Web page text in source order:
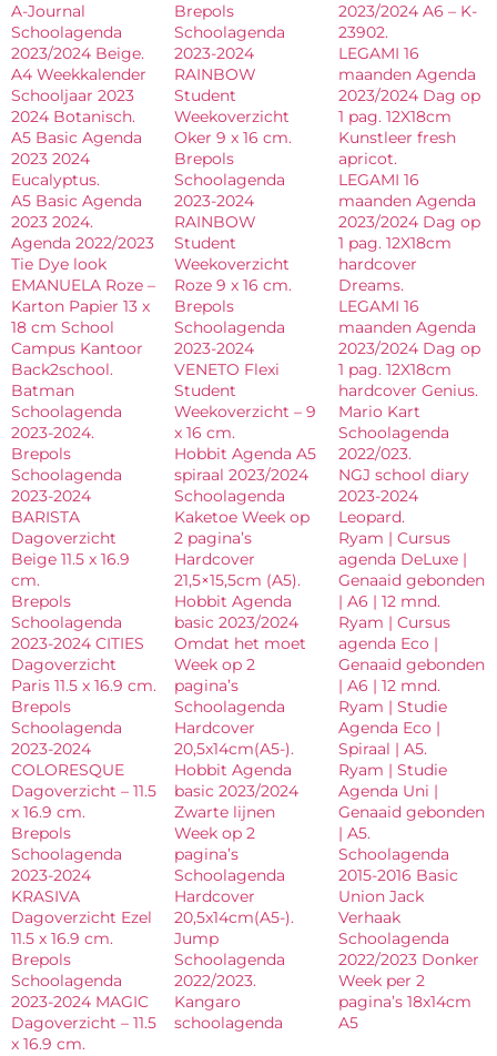
A-Journal
Schoolagenda
2023/2024 Beige.
A4 Weekkalender
Schooljaar 2023
2024 Botanisch.
A5 Basic Agenda
2023 2024
Eucalyptus.
A5 Basic Agenda
2023 2024.
Agenda 2022/2023
Tie Dye look
EMANUELA Roze –
Karton Papier 13 x
18 cm School
Campus Kantoor
Back2school.
Batman
Schoolagenda
2023-2024.
Brepols
Schoolagenda
2023-2024
BARISTA
Dagoverzicht
Beige 11.5 x 16.9
cm.
Brepols
Schoolagenda
2023-2024 CITIES
Dagoverzicht
Paris 11.5 x 16.9 cm.
Brepols
Schoolagenda
2023-2024
COLORESQUE
Dagoverzicht – 11.5
x 16.9 cm.
Brepols
Schoolagenda
2023-2024
KRASIVA
Dagoverzicht Ezel
11.5 x 16.9 cm.
Brepols
Schoolagenda
2023-2024 MAGIC
Dagoverzicht – 11.5
x 16.9 cm.
Brepols
Schoolagenda
2023-2024
RAINBOW
Student
Weekoverzicht
Oker 9 x 16 cm.
Brepols
Schoolagenda
2023-2024
RAINBOW
Student
Weekoverzicht
Roze 9 x 16 cm.
Brepols
Schoolagenda
2023-2024
VENETO Flexi
Student
Weekoverzicht – 9
x 16 cm.
Hobbit Agenda A5
spiraal 2023/2024
Schoolagenda
Kaketoe Week op
2 pagina’s
Hardcover
21,5×15,5cm (A5).
Hobbit Agenda
basic 2023/2024
Omdat het moet
Week op 2
pagina’s
Schoolagenda
Hardcover
20,5x14cm(A5-).
Hobbit Agenda
basic 2023/2024
Zwarte lijnen
Week op 2
pagina’s
Schoolagenda
Hardcover
20,5x14cm(A5-).
Jump
Schoolagenda
2022/2023.
Kangaro
schoolagenda
2023/2024 A6 – K-
23902.
LEGAMI 16
maanden Agenda
2023/2024 Dag op
1 pag. 12X18cm
Kunstleer fresh
apricot.
LEGAMI 16
maanden Agenda
2023/2024 Dag op
1 pag. 12X18cm
hardcover
Dreams.
LEGAMI 16
maanden Agenda
2023/2024 Dag op
1 pag. 12X18cm
hardcover Genius.
Mario Kart
Schoolagenda
2022/023.
NGJ school diary
2023-2024
Leopard.
Ryam | Cursus
agenda DeLuxe |
Genaaid gebonden
| A6 | 12 mnd.
Ryam | Cursus
agenda Eco |
Genaaid gebonden
| A6 | 12 mnd.
Ryam | Studie
Agenda Eco |
Spiraal | A5.
Ryam | Studie
Agenda Uni |
Genaaid gebonden
| A5.
Schoolagenda
2015-2016 Basic
Union Jack
Verhaak
Schoolagenda
2022/2023 Donker
Week per 2
pagina’s 18x14cm
A5